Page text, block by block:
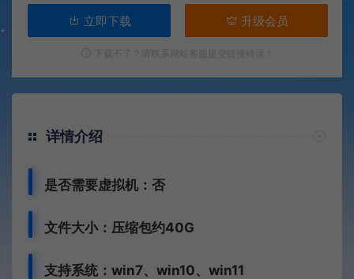
立即下载 升级会员
详情介绍
是否需要虚拟机：否
文件大小：压缩包约40G
支持系统：win7、win10、win11